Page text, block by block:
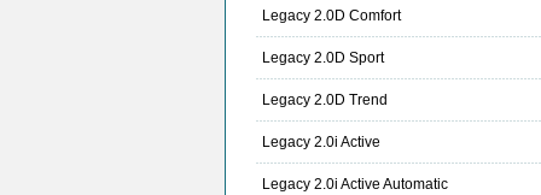
Legacy 2.0D Comfort
Legacy 2.0D Sport
Legacy 2.0D Trend
Legacy 2.0i Active
Legacy 2.0i Active Automatic